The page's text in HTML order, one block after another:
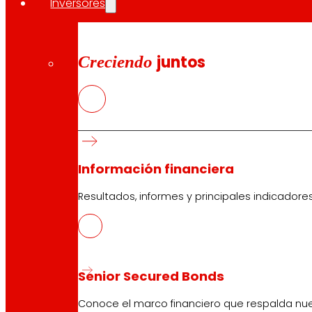
Creciendo juntos
Información financiera
Resultados, informes y principales
Senior Secured Bonds
Conoce el marco financiero que respalda